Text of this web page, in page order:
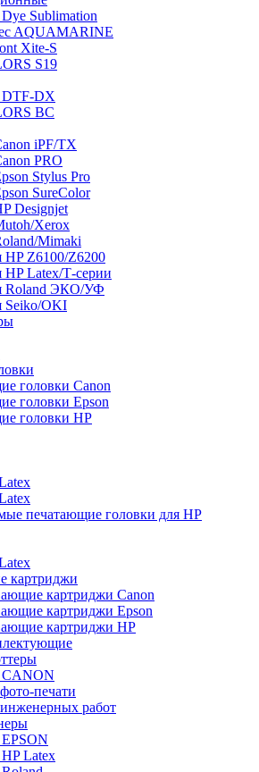
Sublimation
AQUAMARINE
Xite-S
S19
DTF-DX
BC
iPF/TX
PRO
Stylus Pro
SureColor
Designjet
Xerox
Mimaki
Z6100/Z6200
Latex/Т-cерии
Roland ЭКО/УФ
OKI
головки Canon
головки Epson
головки HP
печатающие головки для HP
картриджи
картриджи Canon
картриджи Epson
картриджи HP
печати
работ
Latex